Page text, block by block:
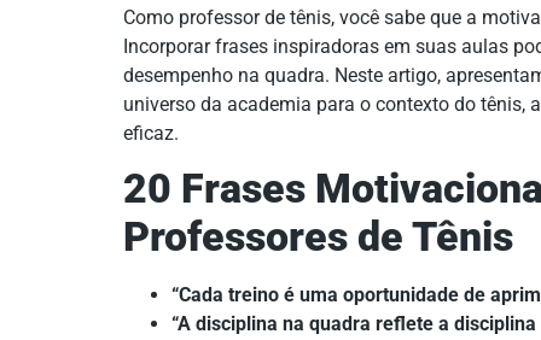
Como professor de tênis, você sabe que a
Incorporar frases inspiradoras em suas aulas
desempenho na quadra. Neste artigo,
universo da academia para o contexto do tênis,
eficaz.
20 Frases
Professores de Tênis
“Cada treino é uma oportunidade de
“A disciplina na quadra reflete a disciplina